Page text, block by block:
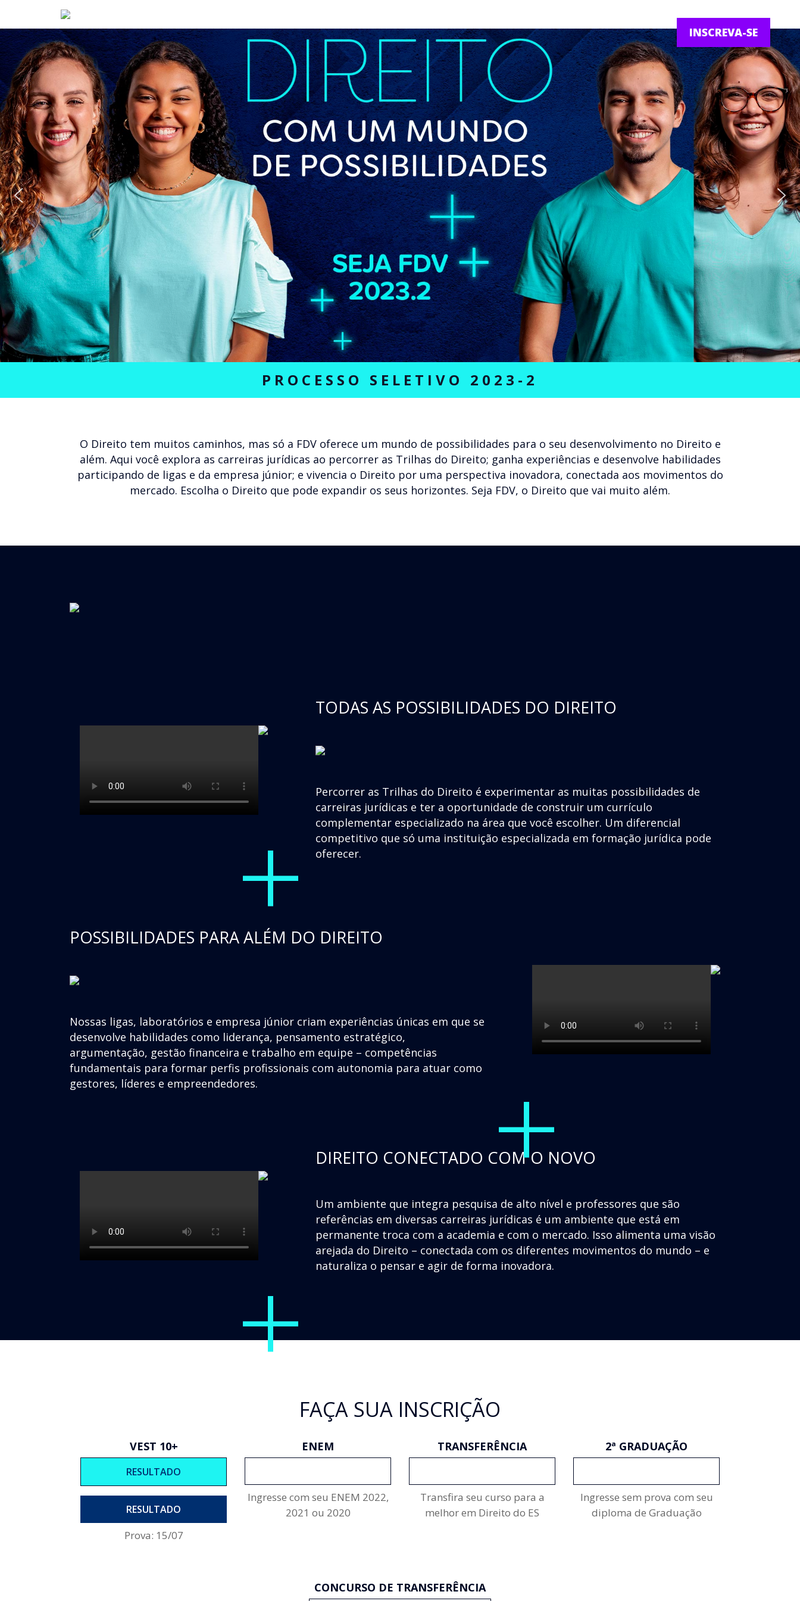
INSCREVA-SE
PROCESSO SELETIVO 2023-2
O Direito tem muitos caminhos, mas só a FDV oferece um mundo de possibilidades para o seu desenvolvimento no Direito e
além. Aqui você explora as carreiras jurídicas ao percorrer as Trilhas do Direito; ganha experiências e desenvolve habilidades
participando de ligas e da empresa júnior; e vivencia o Direito por uma perspectiva inovadora, conectada aos movimentos do
mercado. Escolha o Direito que pode expandir os seus horizontes. Seja FDV, o Direito que vai muito além.
+
TODAS AS POSSIBILIDADES DO DIREITO
Percorrer as Trilhas do Direito é experimentar as muitas possibilidades de
carreiras jurídicas e ter a oportunidade de construir um currículo
complementar especializado na área que você escolher. Um diferencial
competitivo que só uma instituição especializada em formação jurídica pode
oferecer.
POSSIBILIDADES PARA ALÉM DO DIREITO
Nossas ligas, laboratórios e empresa júnior criam experiências únicas em que se
desenvolve habilidades como liderança, pensamento estratégico,
argumentação, gestão financeira e trabalho em equipe – competências
fundamentais para formar perfis profissionais com autonomia para atuar como
gestores, líderes e empreendedores.
+
+
DIREITO CONECTADO COM O NOVO
Um ambiente que integra pesquisa de alto nível e professores que são
referências em diversas carreiras jurídicas é um ambiente que está em
permanente troca com a academia e com o mercado. Isso alimenta uma visão
arejada do Direito – conectada com os diferentes movimentos do mundo – e
naturaliza o pensar e agir de forma inovadora.
FAÇA SUA INSCRIÇÃO
VEST 10+
RESULTADO
RESULTADO
Prova: 15/07
ENEM
Ingresse com seu ENEM 2022,
2021 ou 2020
TRANSFERÊNCIA
Transfira seu curso para a
melhor em Direito do ES
2ª GRADUAÇÃO
Ingresse sem prova com seu
diploma de Graduação
CONCURSO DE TRANSFERÊNCIA